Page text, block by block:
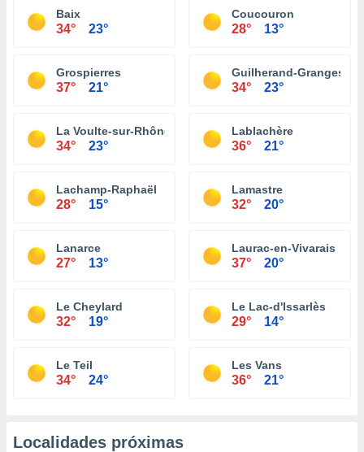
Baix
34° 23°
Coucouron
28° 13°
Grospierres
37° 21°
Guilherand-Granges
34° 23°
La Voulte-sur-Rhône
34° 23°
Lablachère
36° 21°
Lachamp-Raphaël
28° 15°
Lamastre
32° 20°
Lanarce
27° 13°
Laurac-en-Vivarais
37° 20°
Le Cheylard
32° 19°
Le Lac-d'Issarlès
29° 14°
Le Teil
34° 24°
Les Vans
36° 21°
Localidades próximas